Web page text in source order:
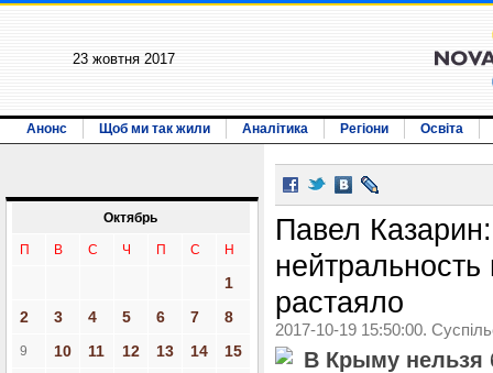
23 жовтня 2017
Анонс Щоб ми так жили Аналітика Регіони Освіта
Октябрь
П В С Ч П С Н
1
2
3 4 5 6 7 8
9 10 11 12 13 14
15
Павел
растаяло
2017-10-19 15:50:00.
В Крыму нельзя